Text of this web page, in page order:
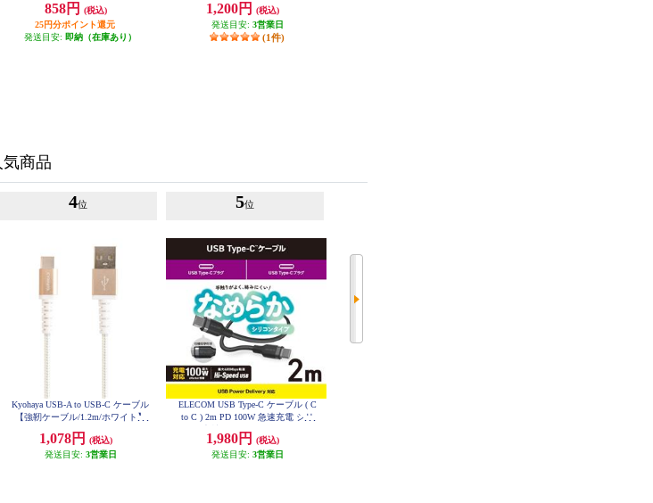
858円
(税込)
25円分ポイント還元
発送目安: 即納（在庫あり）
ワイト MPA-ACL20NWH2
1,200円
(税込)
発送目安: 3営業日
(1件)
商品
4位
Kyohaya USB-A to USB-C ケーブル
【強靭ケーブル/1.2m/ホワイト】
1,078円
(税込)
発送目安: 3営業日
5位
ELECOM USB Type-C ケーブル ( C
to C ) 2m PD 100W 急速充電 シリ
ブラック MPA-CC5PSSA20BK
1,980円
(税込)
発送目安: 3営業日